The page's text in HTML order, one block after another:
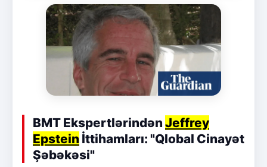
BMT Ekspertlərindən Jeffrey
Epstein İttihamları: "Qlobal Cinayət
Şəbəkəsi"